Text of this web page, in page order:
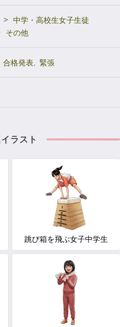
> 中学・高校生女子生徒
その他
合格発表, 緊張
ラスト
跳び箱を飛ぶ女子中学生